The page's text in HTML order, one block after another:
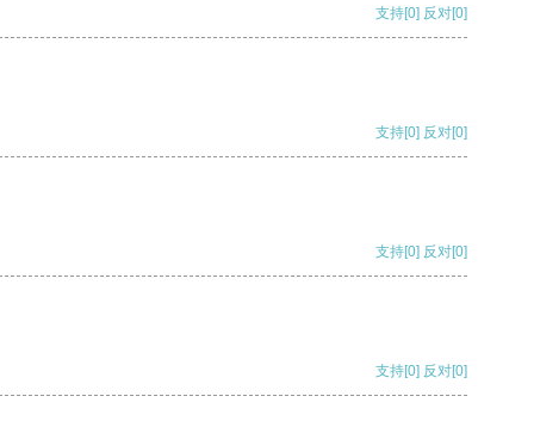
支持[0] 反对[0]
支持[0] 反对[0]
支持[0] 反对[0]
支持[0] 反对[0]